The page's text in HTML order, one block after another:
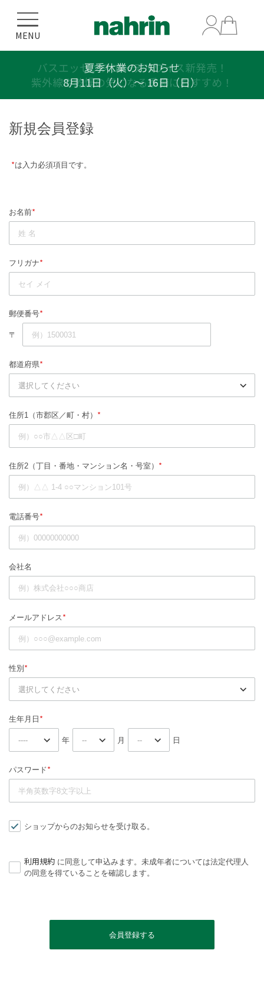
MENU
夏季休業のお知らせ
8月11日（火）〜 16日（日）
バスエッセンスエーデルワイス新発売！
紫外線や乾燥の気になる季節におすすめ！
新規会員登録
*は入力必須項目です。
お名前*
フリガナ*
郵便番号*
〒
都道府県*
住所1（市郡区／町・村） *
住所2（丁目・番地・マンション名・号室） *
電話番号*
会社名
メールアドレス*
性別 *
生年月日 *
年 月 日
パスワード*
ショップからのお知らせを受け取る。
利用規約 に同意して申込みます。未成年者については法定代理人
の同意を得ていることを確認します。